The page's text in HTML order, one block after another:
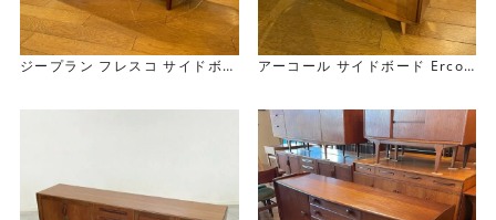
ジープラン フレスコ サイドボー
アーコール サイドボード Ercol